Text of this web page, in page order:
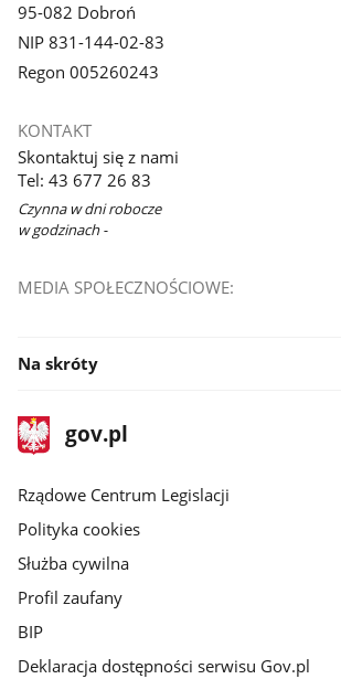
95-082 Dobroń
NIP 831-144-02-83
Regon 005260243
KONTAKT
Skontaktuj się z nami
Tel: 43 677 26 83
Czynna w dni robocze
w godzinach -
MEDIA SPOŁECZNOŚCIOWE:
Na skróty
stopka
gov.plStrona
gov.pl
Rządowe Centrum Legislacji
Polityka cookies
Służba cywilna
Profil zaufany
BIP
Deklaracja dostępności serwisu Gov.pl